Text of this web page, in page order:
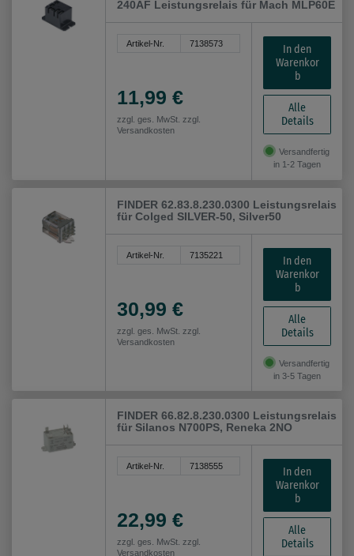
240AF Leistungsrelais für Mach MLP60E
Artikel-Nr. 7138573
11,99 €
zzgl. ges. MwSt. zzgl.
Versandkosten
In den
Warenkor
b
Alle
Details
Versandfertig
in 1-2 Tagen
FINDER 62.83.8.230.0300 Leistungsrelais
für Colged SILVER-50, Silver50
Artikel-Nr. 7135221
30,99 €
zzgl. ges. MwSt. zzgl.
Versandkosten
In den
Warenkor
b
Alle
Details
Versandfertig
in 3-5 Tagen
FINDER 66.82.8.230.0300 Leistungsrelais
für Silanos N700PS, Reneka 2NO
Artikel-Nr. 7138555
22,99 €
zzgl. ges. MwSt. zzgl.
Versandkosten
In den
Warenkor
b
Alle
Details